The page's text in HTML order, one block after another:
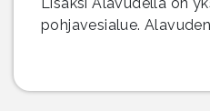
pohjavesialue.